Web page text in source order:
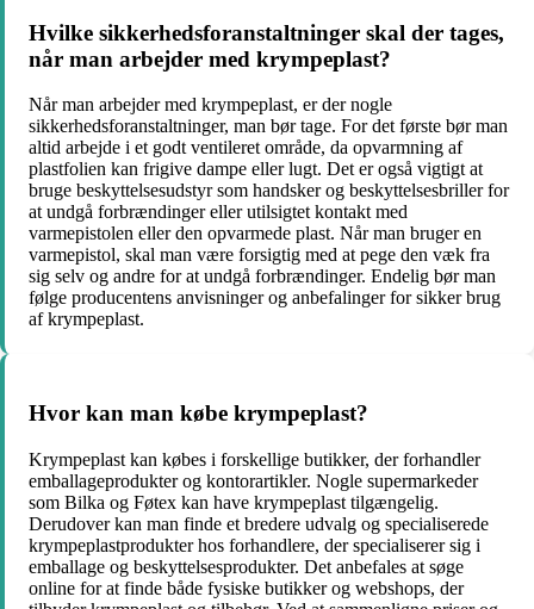
Hvilke sikkerhedsforanstaltninger skal der tages,
når man arbejder med krympeplast?
Når man arbejder med krympeplast, er der nogle
sikkerhedsforanstaltninger, man bør tage. For det første bør man
altid arbejde i et godt ventileret område, da opvarmning af
plastfolien kan frigive dampe eller lugt. Det er også vigtigt at
bruge beskyttelsesudstyr som handsker og beskyttelsesbriller for
at undgå forbrændinger eller utilsigtet kontakt med
varmepistolen eller den opvarmede plast. Når man bruger en
varmepistol, skal man være forsigtig med at pege den væk fra
sig selv og andre for at undgå forbrændinger. Endelig bør man
følge producentens anvisninger og anbefalinger for sikker brug
af krympeplast.
Hvor kan man købe krympeplast?
Krympeplast kan købes i forskellige butikker, der forhandler
emballageprodukter og kontorartikler. Nogle supermarkeder
som Bilka og Føtex kan have krympeplast tilgængelig.
Derudover kan man finde et bredere udvalg og specialiserede
krympeplastprodukter hos forhandlere, der specialiserer sig i
emballage og beskyttelsesprodukter. Det anbefales at søge
online for at finde både fysiske butikker og webshops, der